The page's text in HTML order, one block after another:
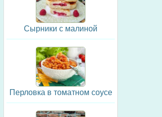
Сырники с малиной
Перловка в томатном соусе